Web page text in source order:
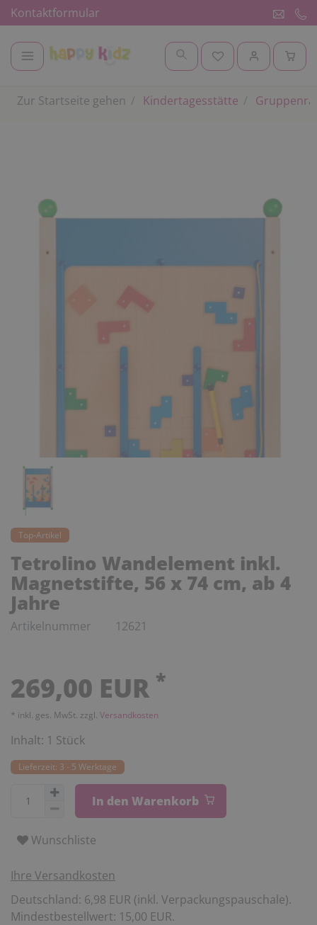
Kontaktformular
Zur Startseite gehen Kindertagesstätte
Top-Artikel
Tetrolino Wandelement inkl.
Magnetstifte, 56 x 74 cm, ab 4
Jahre
Artikelnummer 12621
269,00 EUR *
* inkl. ges. MwSt. zzgl. Versandkosten
Inhalt: 1 Stück
Lieferzeit: 3 - 5 Werktage
In den Warenkorb
Wunschliste
Ihre Versandkosten
Deutschland: 6,98 EUR (inkl. Verpackungspauschale).
Mindestbestellwert: 15,00 EUR.